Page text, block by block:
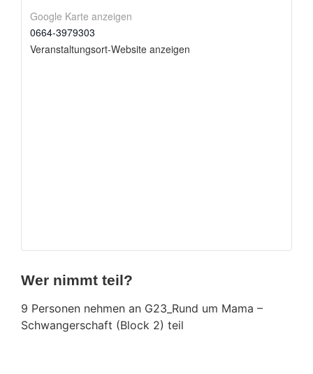
Google Karte anzeigen
0664-3979303
Veranstaltungsort-Website anzeigen
Wer nimmt teil?
9 Personen nehmen an G23_Rund um Mama –
Schwangerschaft (Block 2) teil